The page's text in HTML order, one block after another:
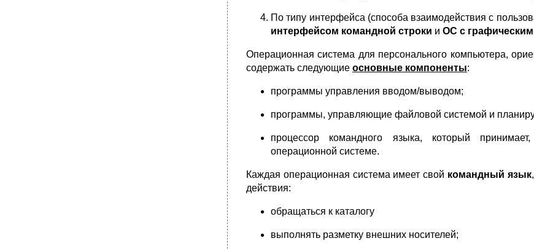
По типу интерфейса (способа взаимодействия с
интерфейсом командной строки и ОС с
Операционная система для персонального компьютера,
содержать следующие основные компоненты:
программы управления вводом/выводом;
программы, управляющие файловой системой и
процессор командного языка, который
операционной системе.
Каждая операционная система имеет свой командный язык
действия:
обращаться к каталогу
выполнять разметку внешних носителей;